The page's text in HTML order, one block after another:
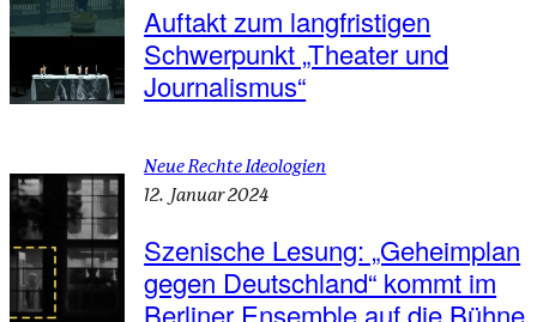
Auftakt zum langfristigen
Schwerpunkt „Theater und
Journalismus“
Neue Rechte Ideologien
12. Januar 2024
Szenische Lesung: „Geheimplan
gegen Deutschland“ kommt im
Berliner Ensemble auf die Bühne